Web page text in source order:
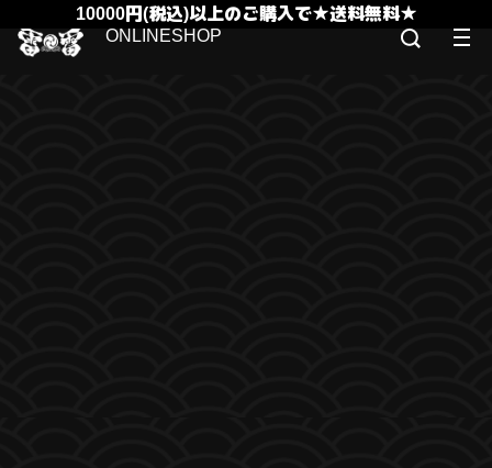
10000円(税込)以上のご購入で★送料無料★
ONLINESHOP